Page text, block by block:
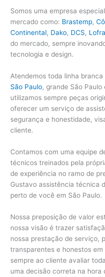
Somos uma empresa
mercado como: Brastemp,
Continental, Dako, DCS, Lofra
do mercado, sempre
tecnologia e design.
Atendemos toda linha
São Paulo, grande São Paulo
utilizamos sempre peças
oferecer um serviço de
segurança e honestidade,
cliente.
Contamos com uma equipe
técnicos treinados pela
de experiência no ramo de
Gustavo assistência técnica
perto de você em São Paulo.
Nossa preposição de valor
nossa visão é trazer
nossa prestação de serviço,
transparentes e honestos
sempre ao cliente avaliar
uma decisão correta na